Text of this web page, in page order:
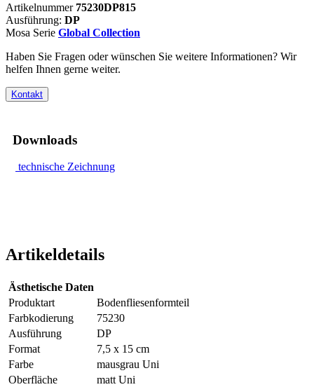
Artikelnummer 75230DP815
Ausführung: DP
Mosa Serie Global Collection
Haben Sie Fragen oder wünschen Sie weitere Informationen? Wir
helfen Ihnen gerne weiter.
Kontakt
Downloads
technische Zeichnung
Artikeldetails
Ästhetische Daten
Produktart
Bodenfliesenformteil
Farbkodierung
75230
Ausführung
DP
Format
7,5 x 15 cm
Farbe
mausgrau Uni
Oberfläche
matt Uni